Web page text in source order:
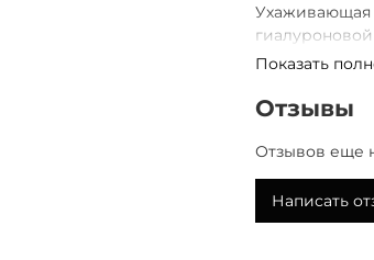
Ухаживающая
Откройте для
консилер!
Показать
Отзывы
Отзывов еще
Написать